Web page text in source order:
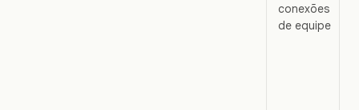
conexões
de equipe